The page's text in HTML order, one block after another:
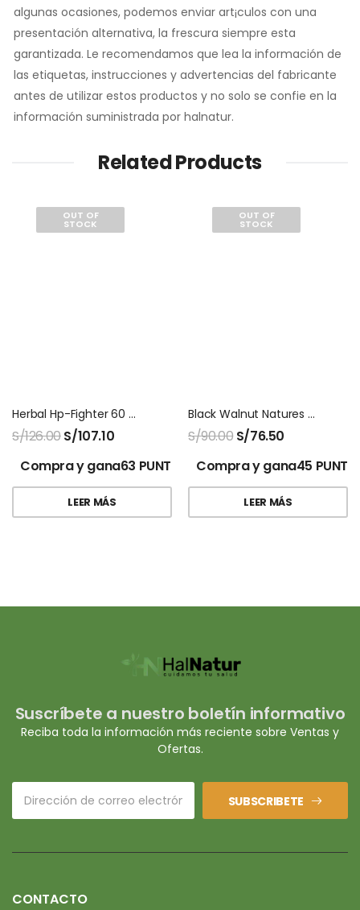
algunas ocasiones, podemos enviar art¡culos con una
presentación alternativa, la frescura siempre esta
garantizada. Le recomendamos que lea la información de
las etiquetas, instrucciones y advertencias del fabricante
antes de utilizar estos productos y no solo se confie en la
información suministrada por halnatur.
Related Products
OUT OF
STOCK
Herbal Hp-Fighter 60 Capsulas Natures Sunshine
S/126.00S/107.10
Compra y gana63 PUNTOS!
LEER MÁS
OUT OF
STOCK
Black Walnut Natures Sunshine 100 Capsulas
S/90.00 S/76.50
Compra y gana45
LEER MÁS
Suscríbete a nuestro boletín informativo
Reciba toda la información más reciente sobre Ventas y
Ofertas.
SUBSCRIBETE
CONTACTO